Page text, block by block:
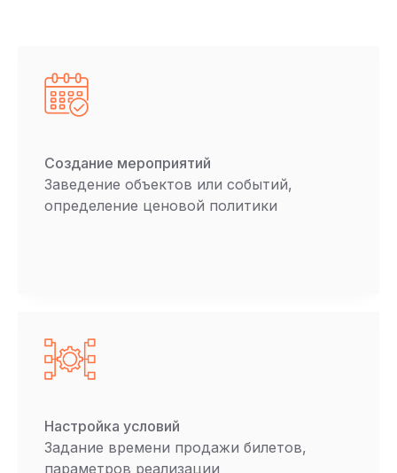
Создание мероприятий
Заведение объектов или событий,
определение ценовой политики
Настройка условий
Задание времени продажи билетов,
параметров реализации